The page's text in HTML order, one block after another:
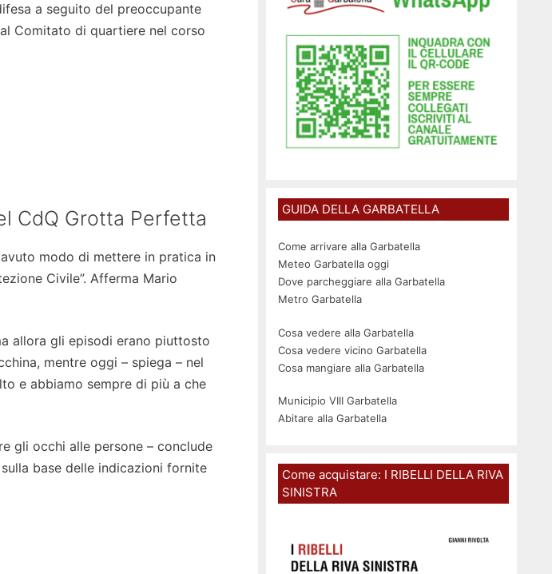
a seguito del preoccupante
Comitato di quartiere nel corso
CdQ Grotta Perfetta
modo di mettere in pratica in
Civile”. Afferma Mario
allora gli episodi erano piuttosto
mentre oggi – spiega – nel
e abbiamo sempre di più a che
gli occhi alle persone – conclude
base delle indicazioni fornite
GUIDA DELLA GARBATELLA
Come arrivare alla Garbatella
Meteo Garbatella oggi
Dove parcheggiare alla Garbatella
Metro Garbatella
Cosa vedere alla Garbatella
Cosa vedere vicino Garbatella
Cosa mangiare alla Garbatella
Municipio VIII Garbatella
Abitare alla Garbatella
Come acquistare: I RIBELLI DELLA RIVA
SINISTRA